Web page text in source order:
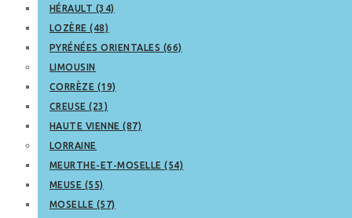
HÉRAULT (34)
LOZÈRE (48)
PYRÉNÉES ORIENTALES (66)
LIMOUSIN
CORRÈZE (19)
CREUSE (23)
HAUTE VIENNE (87)
LORRAINE
MEURTHE-ET-MOSELLE (54)
MEUSE (55)
MOSELLE (57)